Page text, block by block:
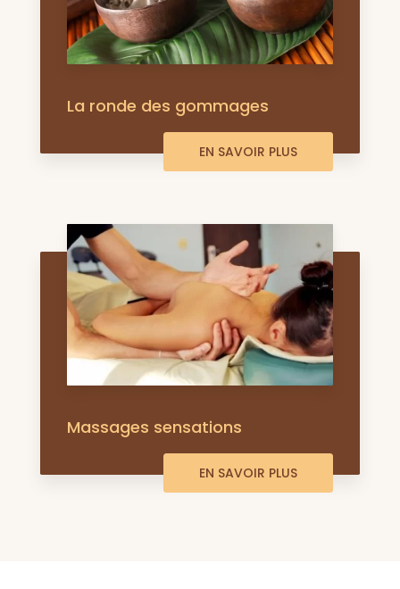
La ronde des gommages
EN SAVOIR PLUS
Massages sensations
EN SAVOIR PLUS